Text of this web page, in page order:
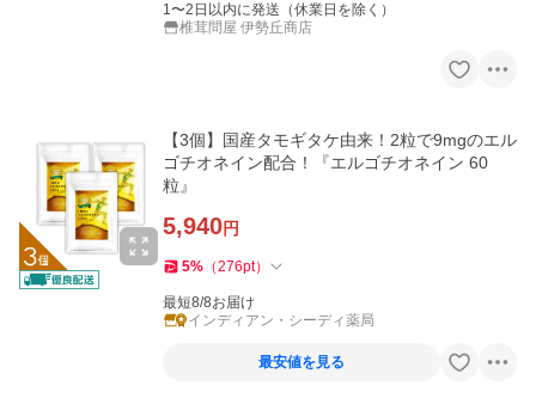
1〜2日以内に発送（休業日を除く）
椎茸問屋 伊勢丘商店
【3個】国産タモギタケ由来！2粒で9mgのエル
ゴチオネイン配合！『エルゴチオネイン 60
粒』
5,940円
5% （276pt）
最短8/8お届け
インディアン・シーディ薬局
最安値を見る